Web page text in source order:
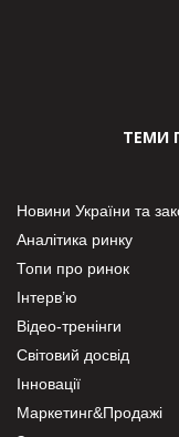
ТЕМИ
Новини України та
Аналітика ринку
Топи про ринок
Інтерв’ю
Відео-тренінги
Світовий досвід
Інновації
Маркетинг&Продажі